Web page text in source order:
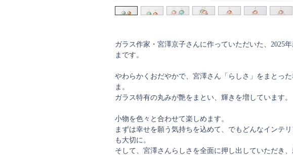
ガラス作家・宮澤京子さんに作っていただいた、2025
まです。
やわらかくおだやかで、宮澤さん「らしさ」をまとっ
ま。
ガラス特有の丸みが艶をまとい、輝きを増しています。
小物を色々と合わせて楽しめます。
まずは幸せを願う気持ちを込めて、でもどんなインテ
も大切に。
そして、宮澤さんらしさを全面に押し出していただき